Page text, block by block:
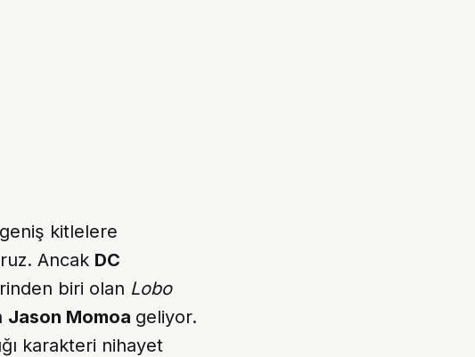
kitlelere
Ancak DC
biri olan Lobo
Jason Momoa geliyor.
karakteri nihayet